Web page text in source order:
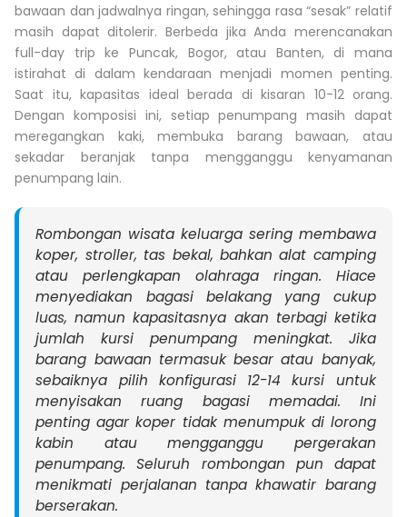
bawaan dan jadwalnya ringan, sehingga rasa “sesak” relatif
masih dapat ditolerir. Berbeda jika Anda merencanakan
full-day trip ke Puncak, Bogor, atau Banten, di mana
istirahat di dalam kendaraan menjadi momen penting.
Saat itu, kapasitas ideal berada di kisaran 10-12 orang.
Dengan komposisi ini, setiap penumpang masih dapat
meregangkan kaki, membuka barang bawaan, atau
sekadar beranjak tanpa mengganggu kenyamanan
penumpang lain.
Rombongan wisata keluarga sering membawa
koper, stroller, tas bekal, bahkan alat camping
atau perlengkapan olahraga ringan. Hiace
menyediakan bagasi belakang yang cukup
luas, namun kapasitasnya akan terbagi ketika
jumlah kursi penumpang meningkat. Jika
barang bawaan termasuk besar atau banyak,
sebaiknya pilih konfigurasi 12-14 kursi untuk
menyisakan ruang bagasi memadai. Ini
penting agar koper tidak menumpuk di lorong
kabin atau mengganggu pergerakan
penumpang. Seluruh rombongan pun dapat
menikmati perjalanan tanpa khawatir barang
berserakan.